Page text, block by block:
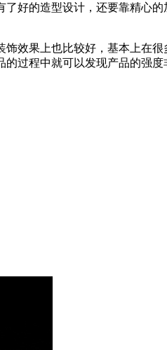
好的造型设计，还要靠精心
效果上也比较好，基本上在很
过程中就可以发现产品的强度